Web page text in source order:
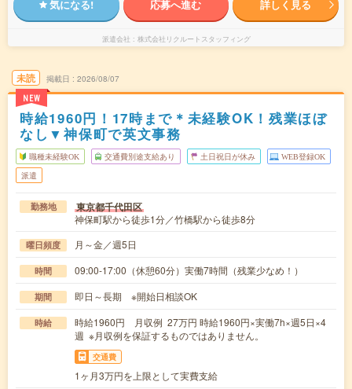
気になる! 応募へ進む 詳しく見る
派遣会社 株式会社リクルートスタッフィング
未読
NEW
掲載日 2026/08/07
時給1960円！17時まで＊未経験OK！残業ほぼ
なし▼神保町で英文事務
職種未経験OK 交通費別途支給あり 土日祝日が休み WEB登録OK
派遣
勤務地 東京都千代田区
神保町駅から徒歩1分／竹橋駅から徒歩8分
曜日頻度 月～金／週5日
時間 09:00-17:00（休憩60分）実働7時間（残業少なめ！）
期間 即日～長期 ※開始日相談OK
時給
時給1960円 月収例 27万円 時給1960円×実働7h×週5日×4
週 ※月収例を保証するものではありません。
交通費
1ヶ月3万円を上限として実費支給